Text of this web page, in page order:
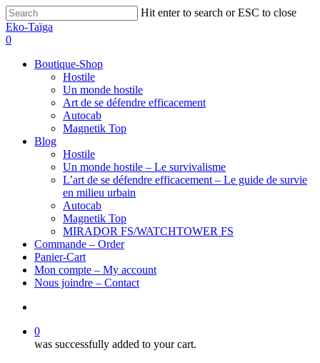
Hit enter to search or ESC to close
Eko-Taïga
0
Boutique-Shop
Hostile
Un monde hostile
Art de se défendre efficacement
Autocab
Magnetik Top
Blog
Hostile
Un monde hostile – Le survivalisme
L’art de se défendre efficacement – Le guide de survie
en milieu urbain
Autocab
Magnetik Top
MIRADOR FS/WATCHTOWER FS
Commande – Order
Panier-Cart
Mon compte – My account
Nous joindre – Contact
0
was successfully added to your cart.